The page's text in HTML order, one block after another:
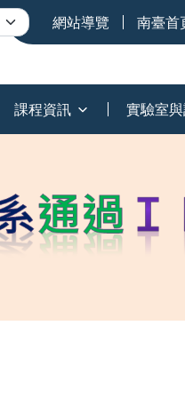
網站導覽 南臺首
課程資訊 實驗室